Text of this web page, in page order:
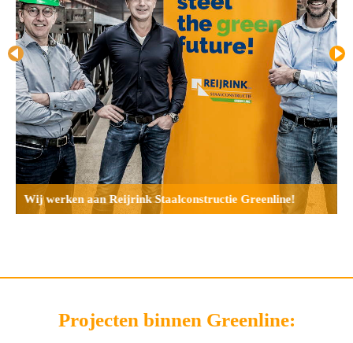
Wij werken aan Reijrink Staalconstructie Greenline!
Projecten binnen Greenline: